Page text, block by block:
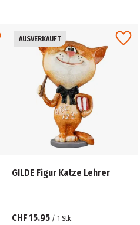
AUSVERKAUFT
GILDE Figur Katze Lehrer
CHF 15.95 / 1 Stk.